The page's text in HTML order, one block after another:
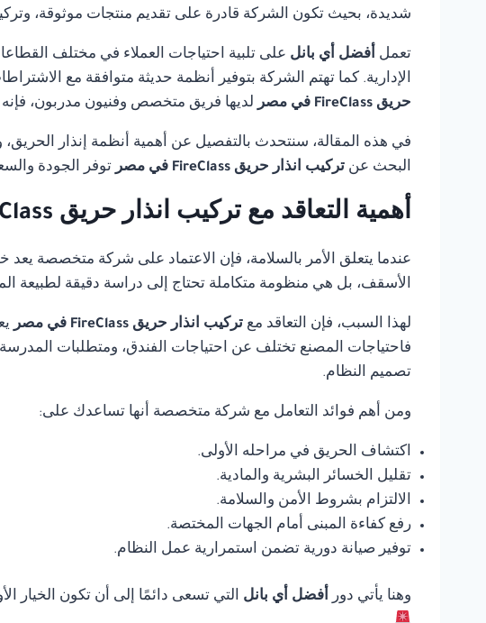
شديدة، بحيث تكون الشركة قادرة على تقديم منتجات موثوقة،
تعمل أفضل أي بانل على تلبية احتياجات العملاء في مختلف
الإدارية. كما تهتم الشركة بتوفير أنظمة حديثة متوافقة مع
حريق FireClass في مصر
لديها فريق متخصص وفنيون مدربون،
في هذه المقالة، سنتحدث بالتفصيل عن أهمية أنظمة إنذار الحريق،
البحث عن تركيب انذار حريق FireClass في مصر توفر الجودة
أهمية التعاقد مع تركيب انذار حريق FireClass في مصر
عندما يتعلق الأمر بالسلامة، فإن الاعتماد على شركة متخصصة
الأسقف، بل هي منظومة متكاملة تحتاج إلى دراسة دقيقة لطبيعة
لهذا السبب، فإن التعاقد مع تركيب انذار حريق FireClass في مصر
فاحتياجات المصنع تختلف عن احتياجات الفندق، ومتطلبات
تصميم النظام.
ومن أهم فوائد التعامل مع شركة متخصصة أنها تساعدك على:
اكتشاف الحريق في مراحله الأولى.
تقليل الخسائر البشرية والمادية.
الالتزام بشروط الأمن والسلامة.
رفع كفاءة المبنى أمام الجهات المختصة.
توفير صيانة دورية تضمن استمرارية عمل النظام.
وهنا يأتي دور أفضل أي بانل التي تسعى دائمًا إلى أن تكون الخيار